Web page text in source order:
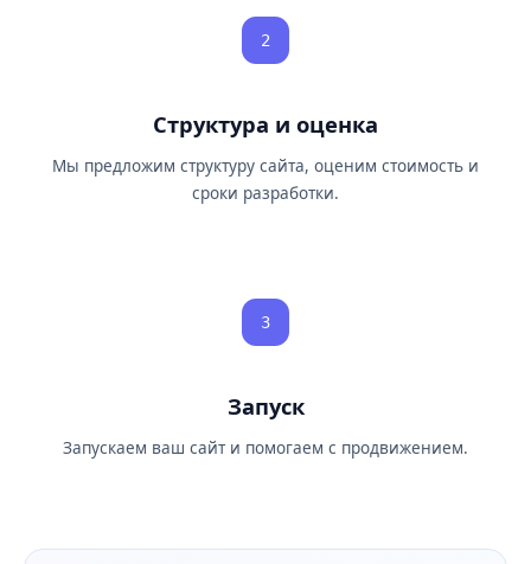
2
Структура и оценка
Мы предложим структуру сайта, оценим стоимость и
сроки разработки.
3
Запуск
Запускаем ваш сайт и помогаем с продвижением.